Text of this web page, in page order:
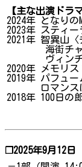
【主な出演ドラマ
2024年 となり
2023年 スティ
2021年 智異山
海街チャ
ヴィンチ
2020年 メモリス
2019年 パフュー
ロマンスは
2018年 100日の
❐2025年9月12